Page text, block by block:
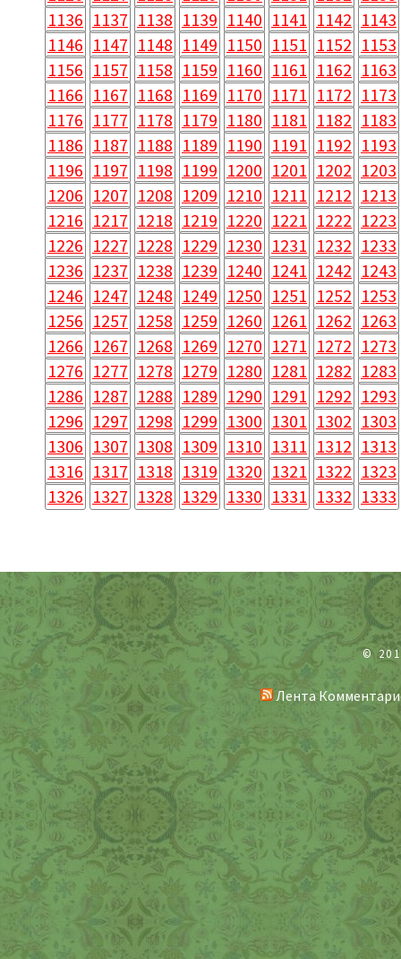
1136 1137 1138 1139 1140 1141 1142 1143
1146 1147 1148 1149 1150 1151 1152 1153
1156 1157 1158 1159 1160 1161 1162 1163
1166 1167 1168 1169 1170 1171 1172 1173
1176 1177 1178 1179 1180 1181 1182 1183
1186 1187 1188 1189 1190 1191 1192 1193
1196 1197 1198 1199 1200 1201 1202 1203
1206 1207 1208 1209 1210 1211 1212 1213
1216 1217 1218 1219 1220 1221 1222 1223
1226 1227 1228 1229 1230 1231 1232 1233
1236 1237 1238 1239 1240 1241 1242 1243
1246 1247 1248 1249 1250 1251 1252 1253
1256 1257 1258 1259 1260 1261 1262 1263
1266 1267 1268 1269 1270 1271 1272 1273
1276 1277 1278 1279 1280 1281 1282 1283
1286 1287 1288 1289 1290 1291 1292 1293
1296 1297 1298 1299 1300 1301 1302 1303
1306 1307 1308 1309 1310 1311 1312 1313
1316 1317 1318 1319 1320 1321 1322 1323
1326 1327 1328 1329 1330 1331 1332 1333
©
Лента